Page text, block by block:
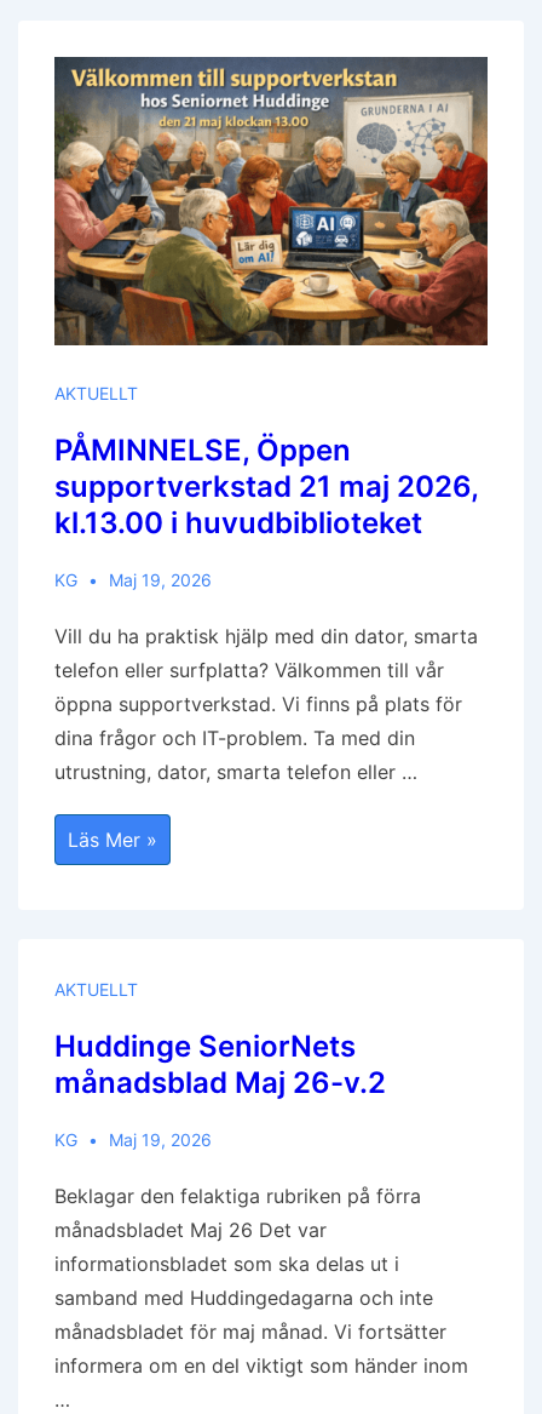
AKTUELLT
PÅMINNELSE, Öppen
supportverkstad 21 maj 2026,
kl.13.00 i huvudbiblioteket
KG Maj 19, 2026
Vill du ha praktisk hjälp med din dator, smarta
telefon eller surfplatta? Välkommen till vår
öppna supportverkstad. Vi finns på plats för
dina frågor och IT-problem. Ta med din
utrustning, dator, smarta telefon eller …
PÅMINNELSE,
Öppen
Supportverkstad
Huvudbiblioteket
Läs Mer »
AKTUELLT
Huddinge SeniorNets
månadsblad Maj 26-v.2
KG Maj 19, 2026
Beklagar den felaktiga rubriken på förra
månadsbladet Maj 26 Det var
informationsbladet som ska delas ut i
samband med Huddingedagarna och inte
månadsbladet för maj månad. Vi fortsätter
informera om en del viktigt som händer inom
…